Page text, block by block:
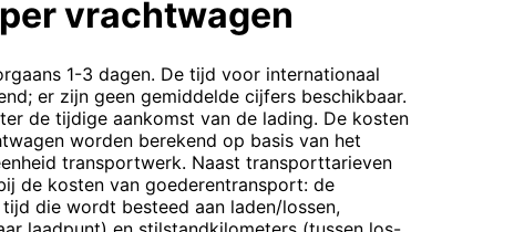
vrachtwagen
1-3 dagen. De tijd voor internationaal
er zijn geen gemiddelde cijfers beschikbaar.
de tijdige aankomst van de lading. De kosten
worden berekend op basis van het
transportwerk. Naast transporttarieven
de kosten van goederentransport: de
die wordt besteed aan laden/lossen,